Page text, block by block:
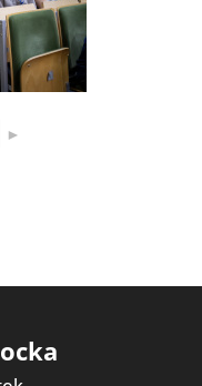
►